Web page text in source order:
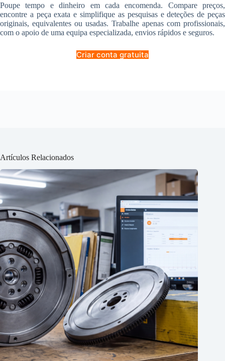
Poupe tempo e dinheiro em cada encomenda. Compare preços,
encontre a peça exata e simplifique as pesquisas e deteções de peças
originais, equivalentes ou usadas. Trabalhe apenas com profissionais,
com o apoio de uma equipa especializada, envios rápidos e seguros.
Criar conta gratuita
Artículos Relacionados